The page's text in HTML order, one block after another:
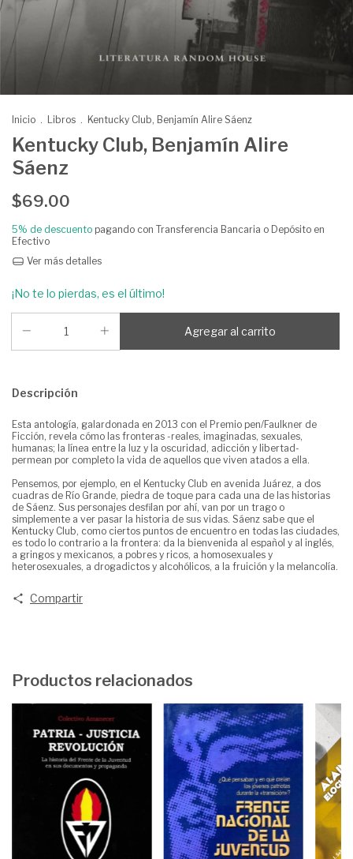
Inicio . Libros . Kentucky Club, Benjamín Alire Sáenz
Kentucky Club, Benjamín Alire
Sáenz
$69.00
5% de descuento pagando con Transferencia Bancaria o Depósito en
Efectivo
Ver más detalles
¡No te lo pierdas, es el último!
Descripción
Esta antología, galardonada en 2013 con el Premio pen/Faulkner de
Ficción, revela cómo las fronteras -reales, imaginadas, sexuales,
humanas; la línea entre la luz y la oscuridad, adicción y libertad-
permean por completo la vida de aquellos que viven atados a ella.
Pensemos, por ejemplo, en el Kentucky Club en avenida Juárez, a dos
cuadras de Río Grande, piedra de toque para cada una de las historias
de Sáenz. Sus personajes desfilan por ahí, van por un trago o
simplemente a ver pasar la historia de sus vidas. Sáenz sabe que el
Kentucky Club, como ciertos puntos de encuentro en todas las ciudades,
es todo lo contrario a la frontera: da la bienvenida al español y al inglés,
a gringos y mexicanos, a pobres y ricos, a homosexuales y
heterosexuales, a drogadictos y alcohólicos, a la fruición y la melancolía.
Compartir
Productos relacionados